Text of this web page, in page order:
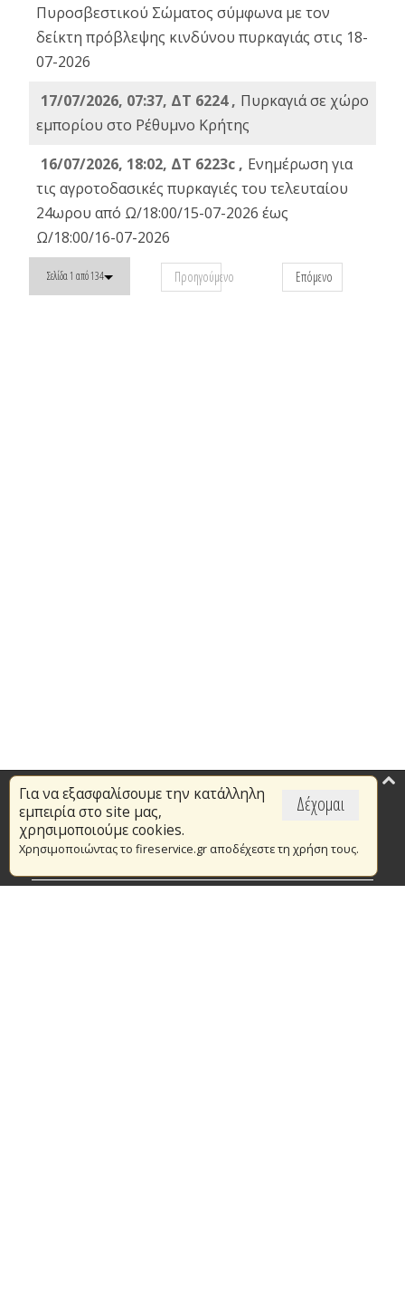
Πυροσβεστικού Σώματος σύμφωνα με τον
δείκτη πρόβλεψης κινδύνου πυρκαγιάς στις 18-
07-2026
17/07/2026, 07:37, ΔΤ 6224 , Πυρκαγιά σε χώρο
εμπορίου στο Ρέθυμνο Κρήτης
16/07/2026, 18:02, ΔΤ 6223c , Ενημέρωση για
τις αγροτοδασικές πυρκαγιές του τελευταίου
24ωρου από Ω/18:00/15-07-2026 έως
Ω/18:00/16-07-2026
Σελίδα 1 από 134 Προηγούμενο Επόμενο
Δέχομαι
Για να εξασφαλίσουμε την κατάλληλη
εμπειρία στο site μας,
χρησιμοποιούμε cookies.
Χρησιμοποιώντας το fireservice.gr αποδέχεστε τη χρήση τους.
Επικαιρότητα
Το Πυροσβεστικό Σώμα